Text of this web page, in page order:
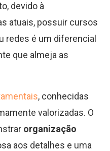
devido à
atuais, possuir cursos
redes é um diferencial
que almeja as
, conhecidas
valorizadas. O
organização
aos detalhes e uma